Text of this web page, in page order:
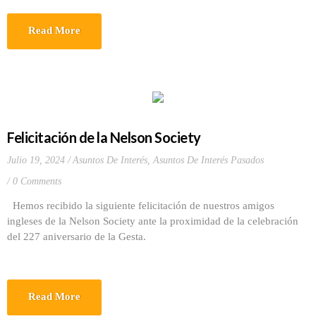
Read More
Felicitación de la Nelson Society
Julio 19, 2024 Asuntos De Interés,Asuntos De Interés Pasados
0 Comments
Hemos recibido la siguiente felicitación de nuestros amigos
ingleses de la Nelson Society ante la proximidad de la celebración
del 227 aniversario de la Gesta.
Read More